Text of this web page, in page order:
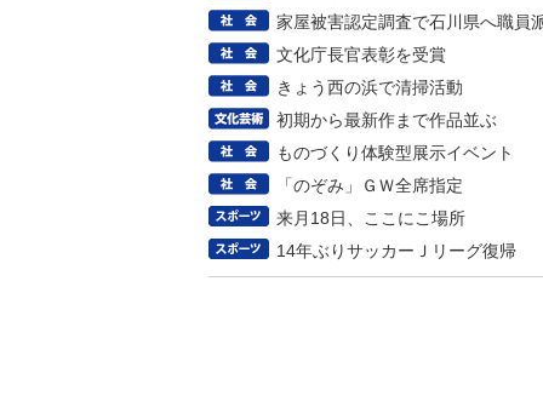
家屋被害認定調査で石川県へ職員
文化庁長官表彰を受賞
きょう西の浜で清掃活動
初期から最新作まで作品並ぶ
ものづくり体験型展示イベント
「のぞみ」ＧＷ全席指定
来月18日、ここにこ場所
14年ぶりサッカーＪリーグ復帰